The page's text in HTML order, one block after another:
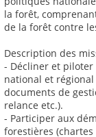
la forêt,
de la forêt contre
Description des
- Décliner et
national et
documents de
relance etc.).
- Participer aux
forestières (chartes